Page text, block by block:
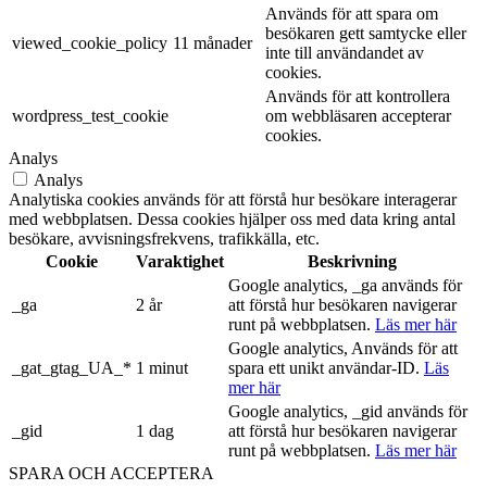
viewed_cookie_policy 11 månader
Används för att spara om
besökaren gett samtycke eller
inte till användandet av
cookies.
wordpress_test_cookie
Används för att kontrollera
om webbläsaren accepterar
cookies.
Analys
Analys
Analytiska cookies används för att förstå hur besökare interagerar
med webbplatsen. Dessa cookies hjälper oss med data kring antal
besökare, avvisningsfrekvens, trafikkälla, etc.
Cookie
Varaktighet Beskrivning
_ga 2 år
Google analytics, _ga används för
att förstå hur besökaren navigerar
runt på webbplatsen. Läs mer här
_gat_gtag_UA_* 1 minut
Google analytics, Används för att
spara ett unikt användar-ID. Läs
mer här
_gid 1 dag
Google analytics, _gid används för
att förstå hur besökaren navigerar
runt på webbplatsen. Läs mer här
SPARA OCH ACCEPTERA